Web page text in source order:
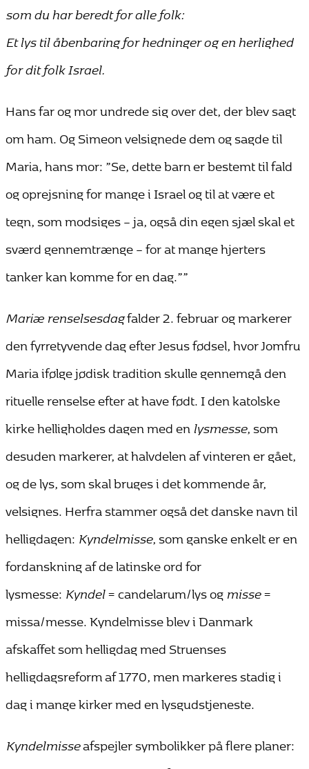
som du har beredt for alle folk:
Et lys til åbenbaring for hedninger og en herlighed
for dit folk Israel.
Hans far og mor undrede sig over det, der blev sagt
om ham. Og Simeon velsignede dem og sagde til
Maria, hans mor: ”Se, dette barn er bestemt til fald
og oprejsning for mange i Israel og til at være et
tegn, som modsiges – ja, også din egen sjæl skal et
sværd gennemtrænge – for at mange hjerters
tanker kan komme for en dag.””
Mariæ renselsesdagfalder 2. februar og markerer
den fyrretyvende dag efter Jesus fødsel, hvor Jomfru
Maria ifølge jødisk tradition skulle gennemgå den
rituelle renselse efter at have født. I den katolske
kirke helligholdes dagen med en lysmesse, som
desuden markerer, at halvdelen af vinteren er gået,
og de lys, som skal bruges i det kommende år,
velsignes. Herfra stammer også det danske navn til
helligdagen: Kyndelmisse, som ganske enkelt er en
fordanskning af de latinske ord for
lysmesse: Kyndel= candelarum/lys ogmisse=
missa/messe. Kyndelmisse blev i Danmark
afskaffet som helligdag med Struenses
helligdagsreform af 1770, men markeres stadig i
dag i mange kirker med en lysgudstjeneste.
Kyndelmisseafspejler symbolikker på flere planer: